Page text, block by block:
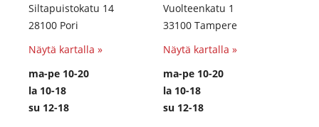
Siltapuistokatu 14
28100 Pori
Näytä kartalla »
ma-pe 10-20
la 10-18
su 12-18
Vuolteenkatu 1
33100 Tampere
Näytä kartalla »
ma-pe 10-20
la 10-18
su 12-18